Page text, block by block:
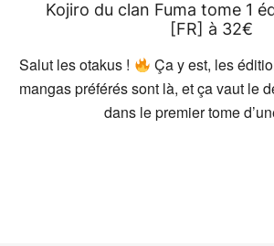
Kojiro du clan Fuma tome 1
[FR] à 32€
Salut les otakus !
Ça y est, les
mangas préférés sont là, et ça vaut le
dans le premier tome